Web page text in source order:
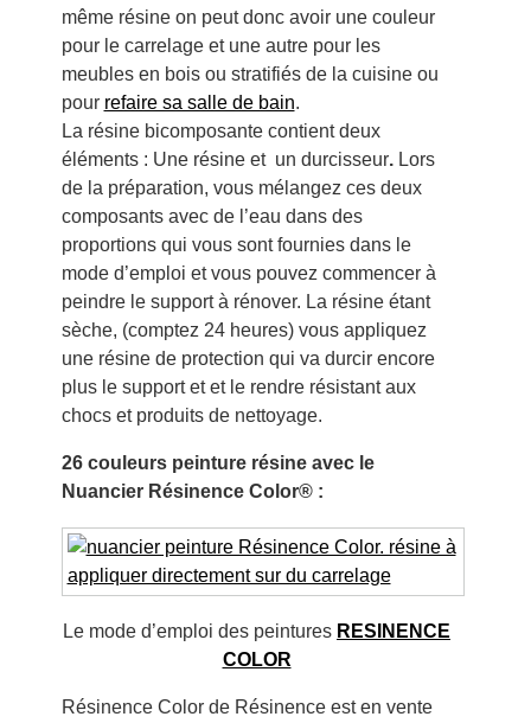
même résine on peut donc avoir une couleur
pour le carrelage et une autre pour les
meubles en bois ou stratifiés de la cuisine ou
pour refaire sa salle de bain.
La résine bicomposante contient deux
éléments : Une résine et un durcisseur. Lors
de la préparation, vous mélangez ces deux
composants avec de l’eau dans des
proportions qui vous sont fournies dans le
mode d’emploi et vous pouvez commencer à
peindre le support à rénover. La résine étant
sèche, (comptez 24 heures) vous appliquez
une résine de protection qui va durcir encore
plus le support et et le rendre résistant aux
chocs et produits de nettoyage.
26 couleurs peinture résine avec le
Nuancier Résinence Color® :
Le mode d’emploi des peintures RESINENCE
COLOR
Résinence Color de Résinence est en vente